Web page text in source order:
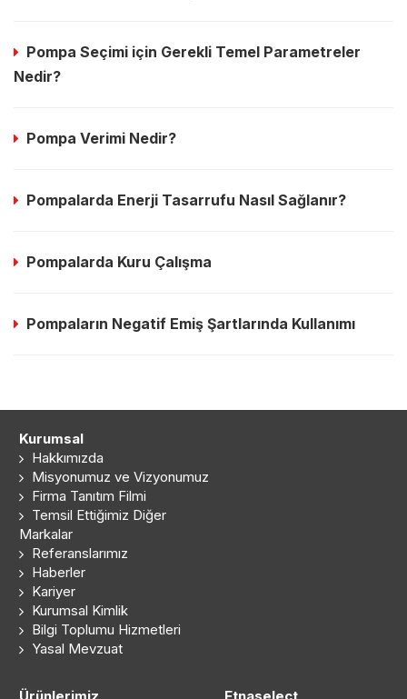
Pompa Seçimi için Gerekli Temel Parametreler
Nedir?
Pompa Verimi Nedir?
Pompalarda Enerji Tasarrufu Nasıl Sağlanır?
Pompalarda Kuru Çalışma
Pompaların Negatif Emiş Şartlarında Kullanımı
Kurumsal
Hakkımızda
Misyonumuz ve Vizyonumuz
Firma Tanıtım Filmi
Temsil Ettiğimiz Diğer
Markalar
Referanslarımız
Haberler
Kariyer
Kurumsal Kimlik
Bilgi Toplumu Hizmetleri
Yasal Mevzuat